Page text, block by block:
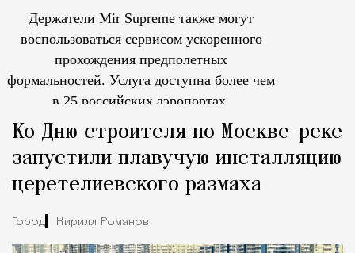
Держатели Mir Supreme также могут
воспользоваться сервисом ускоренного
прохождения предполетных
формальностей. Услуга доступна более чем
в 25 российских аэропортах.
Ко Дню строителя по Москве-реке
запустили плавучую инсталляцию
церетелиевского размаха
Город Кирилл Романов